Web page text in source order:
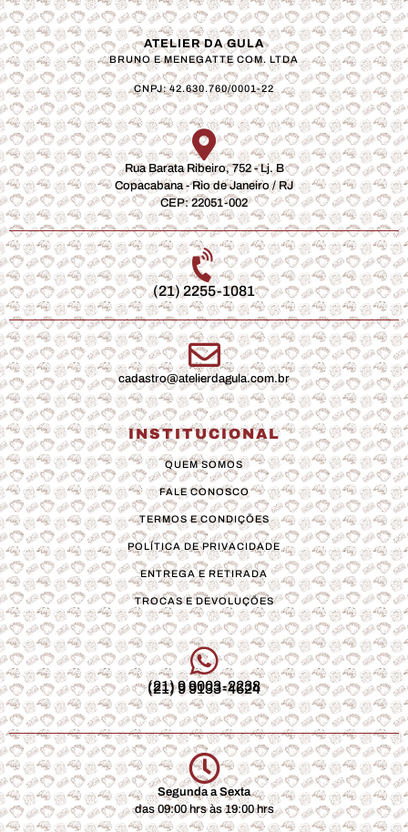
ATELIER DA GULA
BRUNO E MENEGATTE COM. LTDA
CNPJ: 42.630.760/0001-22
Rua Barata Ribeiro, 752 - Lj. B
Copacabana - Rio de Janeiro / RJ
CEP: 22051-002
(21) 2255-1081
cadastro@atelierdagula.com.br
INSTITUCIONAL
QUEM SOMOS
FALE CONOSCO
TERMOS E CONDIÇÕES
POLÍTICA DE PRIVACIDADE
ENTREGA E RETIRADA
TROCAS E DEVOLUÇÕES
(21) 9 9003-2238
(21) 9 9133-4624
Segunda a Sexta
das 09:00 hrs às 19:00 hrs